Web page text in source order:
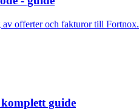
av offerter och fakturor till Fortnox.
guide